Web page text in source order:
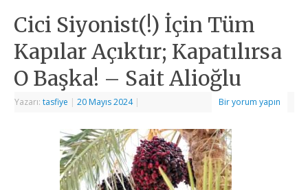
Cici Siyonist(!) İçin Tüm
Kapılar Açıktır; Kapatılırsa
O Başka! – Sait Alioğlu
Yazarı:tasfiye | 20 Mayıs 2024 | Bir yorum yapın